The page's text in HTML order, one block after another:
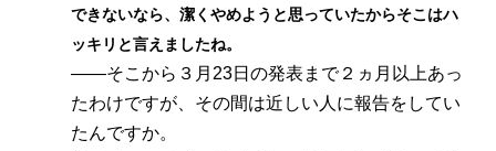
できないなら、潔くやめようと思っていたからそこはハ
ッキリと言えましたね。
――そこから３月23日の発表まで２ヵ月以上あっ
たわけですが、その間は近しい人に報告をしてい
たんですか。